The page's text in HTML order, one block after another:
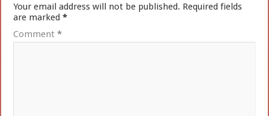
Your email address will not be published. Required fields
are marked*
Comment*